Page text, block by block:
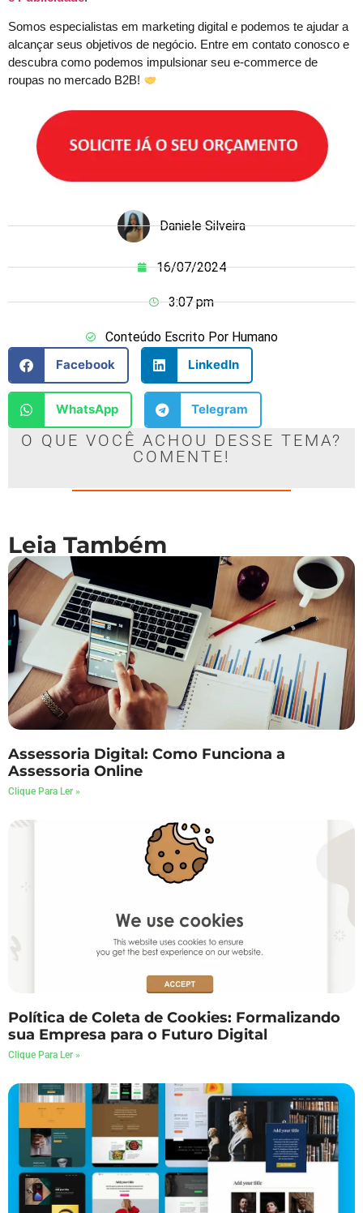
Somos especialistas em marketing digital e podemos te ajudar a
alcançar seus objetivos de negócio. Entre em contato conosco e
descubra como podemos impulsionar seu e-commerce de
roupas no mercado B2B!
Daniele Silveira
16/07/2024
3:07 pm
Conteúdo Escrito Por Humano
Facebook
LinkedIn
WhatsApp Telegram
O QUE VOCÊ ACHOU DESSE TEMA?
COMENTE!
Assessoria Digital: Como Funciona a
Assessoria Online
Clique Para Ler »
Política de Coleta de Cookies: Formalizando
sua Empresa para o Futuro Digital
Clique Para Ler »
Leia Também